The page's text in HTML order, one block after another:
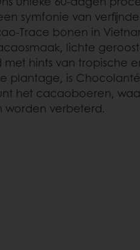
symfonie van
Trace bonen in
lichte
met hints van tropische
plantage, is
het cacaoboeren,
worden verbeterd.